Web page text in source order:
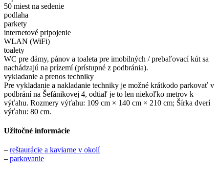
50 miest na sedenie
podlaha
parkety
internetové pripojenie
WLAN (WiFi)
toalety
WC pre dámy, pánov a toaleta pre imobilných / prebaľovací kút sa
nachádzajú na prízemí (prístupné z podbránia).
vykladanie a prenos techniky
Pre vykladanie a nakladanie techniky je možné krátkodo parkovať v
podbrání na Šefánikovej 4, odtiaľ je to len niekoľko metrov k
výťahu. Rozmery výťahu: 109 cm × 140 cm × 210 cm; Šírka dverí
výťahu: 80 cm.
Užitočné informácie
– reštaurácie a kaviarne v okolí
– parkovanie